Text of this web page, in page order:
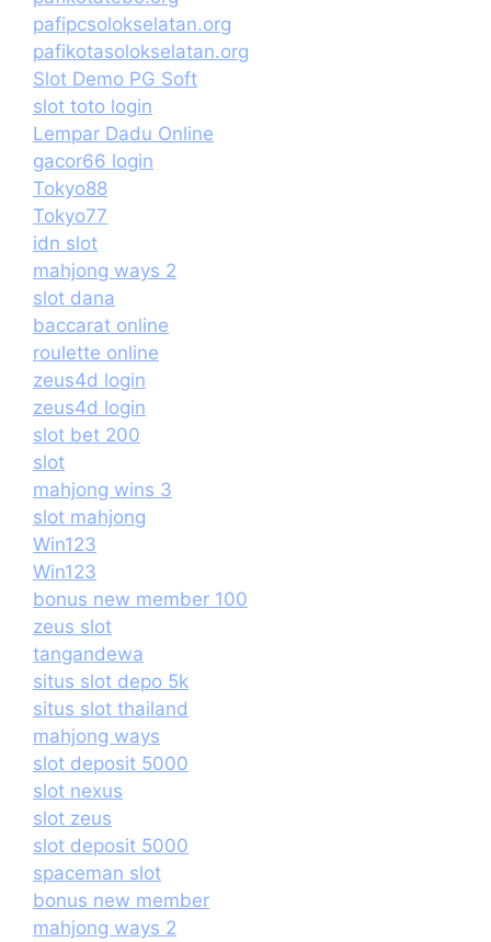
pafipcsolokselatan.org
pafikotasolokselatan.org
Slot Demo PG Soft
slot toto login
Lempar Dadu Online
gacor66 login
Tokyo88
Tokyo77
idn slot
mahjong ways 2
slot dana
baccarat online
roulette online
zeus4d login
zeus4d login
slot bet 200
slot
mahjong wins 3
slot mahjong
Win123
Win123
bonus new member 100
zeus slot
tangandewa
situs slot depo 5k
situs slot thailand
mahjong ways
slot deposit 5000
slot nexus
slot zeus
slot deposit 5000
spaceman slot
bonus new member
mahjong ways 2